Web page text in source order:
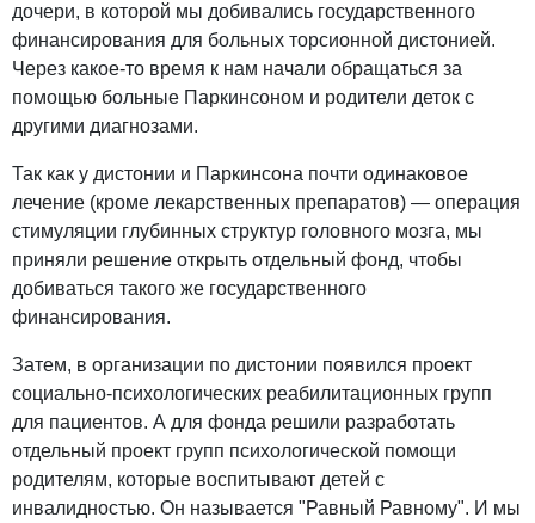
дочери, в которой мы добивались государственного
финансирования для больных торсионной дистонией.
Через какое-то время к нам начали обращаться за
помощью больные Паркинсоном и родители деток с
другими диагнозами.
Так как у дистонии и Паркинсона почти одинаковое
лечение (кроме лекарственных препаратов) — операция
стимуляции глубинных структур головного мозга, мы
приняли решение открыть отдельный фонд, чтобы
добиваться такого же государственного
финансирования.
Затем, в организации по дистонии появился проект
социально-психологических реабилитационных групп
для пациентов. А для фонда решили разработать
отдельный проект групп психологической помощи
родителям, которые воспитывают детей с
инвалидностью. Он называется "Равный Равному". И мы